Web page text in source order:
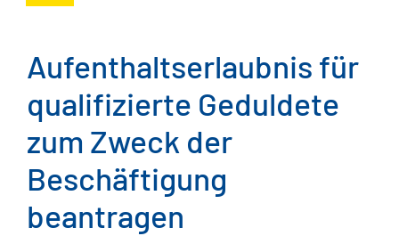
Aufenthaltserlaubnis für
qualifizierte Geduldete
zum Zweck der
Beschäftigung
beantragen